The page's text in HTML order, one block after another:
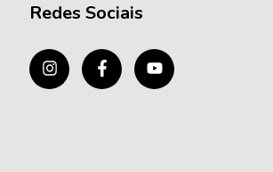
Redes Sociais